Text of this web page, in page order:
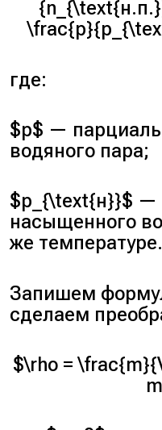
где:
$p$ —
водяного пара;
$p_{\text{н}}$ —
насыщенного
же температуре.
Запишем
сделаем
$\rho =